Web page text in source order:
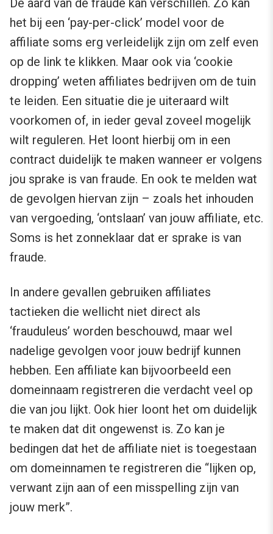
het bij een ‘pay-per-click’ model voor de
affiliate soms erg verleidelijk zijn om zelf even
op de link te klikken. Maar ook via ‘cookie
dropping’ weten affiliates bedrijven om de tuin
te leiden. Een situatie die je uiteraard wilt
voorkomen of, in ieder geval zoveel mogelijk
wilt reguleren. Het loont hierbij om in een
contract duidelijk te maken wanneer er volgens
jou sprake is van fraude. En ook te melden wat
de gevolgen hiervan zijn – zoals het inhouden
van vergoeding, ‘ontslaan’ van jouw affiliate, etc.
Soms is het zonneklaar dat er sprake is van
fraude.
In andere gevallen gebruiken affiliates
tactieken die wellicht niet direct als
‘frauduleus’ worden beschouwd, maar wel
nadelige gevolgen voor jouw bedrijf kunnen
hebben. Een affiliate kan bijvoorbeeld een
domeinnaam registreren die verdacht veel op
die van jou lijkt. Ook hier loont het om duidelijk
te maken dat dit ongewenst is. Zo kan je
bedingen dat het de affiliate niet is toegestaan
om domeinnamen te registreren die “lijken op,
verwant zijn aan of een misspelling zijn van
jouw merk”.